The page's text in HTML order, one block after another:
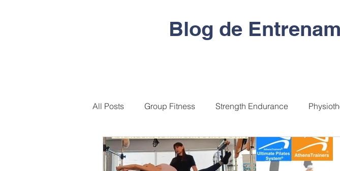
Blog de
All Posts Group Fitness Strength Endurance
Balance and Coordination Mobility Flexibility Stretching